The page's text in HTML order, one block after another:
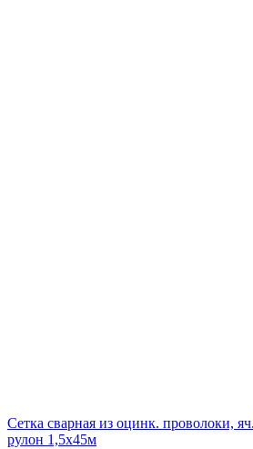
Сетка сварная из оцинк. проволоки,
рулон 1,5х45м